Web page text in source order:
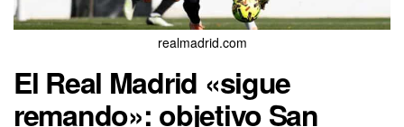
realmadrid.com
El Real Madrid «sigue
remando»: objetivo San